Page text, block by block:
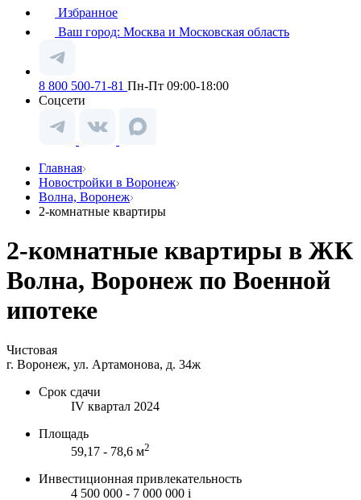
Избранное
Ваш город: Москва и Московская область
8 800 500-71-81 Пн-Пт 09:00-18:00
Соцсети
Главная
Новостройки в Воронеж
Волна, Воронеж
2-комнатные квартиры
2-комнатные квартиры в ЖК
Волна, Воронеж по Военной
ипотеке
Чистовая
г. Воронеж, ул. Артамонова, д. 34ж
Срок сдачи
IV квартал 2024
Площадь
59,17 - 78,6 м2
Инвестиционная привлекательность
4 500 000 - 7 000 000 i